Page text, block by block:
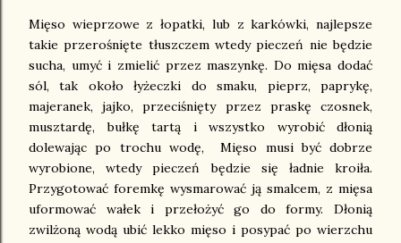
Mięso wieprzowe z łopatki, lub z karkówki, najlepsze
takie przerośnięte tłuszczem wtedy pieczeń nie będzie
sucha, umyć i zmielić przez maszynkę. Do mięsa dodać
sól, tak około łyżeczki do smaku, pieprz, paprykę,
majeranek, jajko, przeciśnięty przez praskę czosnek,
musztardę, bułkę tartą i wszystko wyrobić dłonią
dolewając po trochu wodę, Mięso musi być dobrze
wyrobione, wtedy pieczeń będzie się ładnie kroiła.
Przygotować foremkę wysmarować ją smalcem, z mięsa
uformować wałek i przełożyć go do formy. Dłonią
zwilżoną wodą ubić lekko mięso i posypać po wierzchu